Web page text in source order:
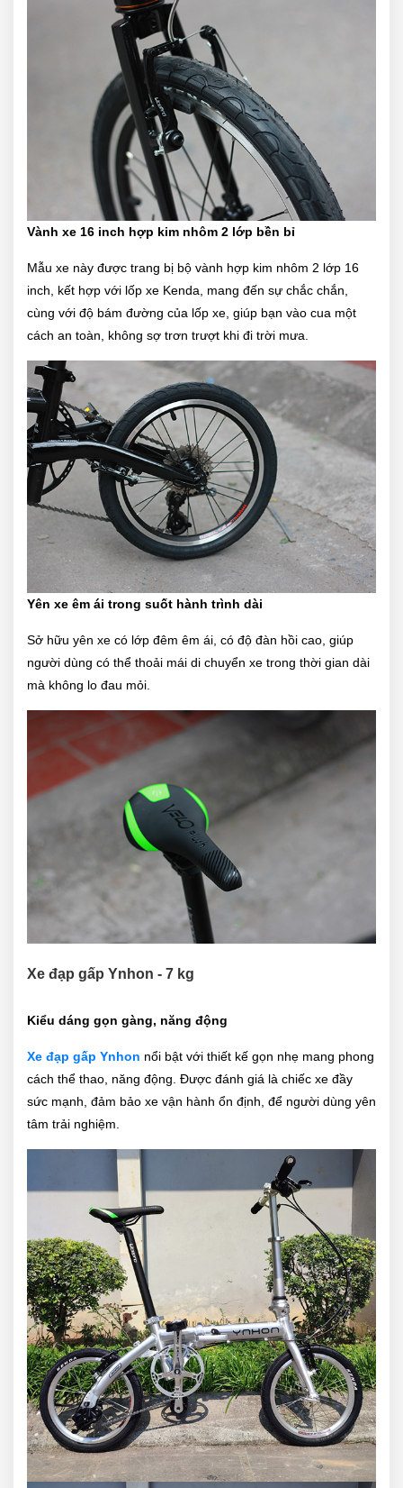
Vành xe 16 inch hợp kim nhôm 2 lớp bền bỉ
Mẫu xe này được trang bị bộ vành hợp kim nhôm 2 lớp 16
inch, kết hợp với lốp xe Kenda, mang đến sự chắc chắn,
cùng với độ bám đường của lốp xe, giúp bạn vào cua một
cách an toàn, không sợ trơn trượt khi đi trời mưa.
Yên xe êm ái trong suốt hành trình dài
Sở hữu yên xe có lớp đêm êm ái, có độ đàn hồi cao, giúp
người dùng có thể thoải mái di chuyển xe trong thời gian dài
mà không lo đau mỏi.
Xe đạp gấp Ynhon - 7 kg
Kiểu dáng gọn gàng, năng động
Xe đạp gấp Ynhon nổi bật với thiết kế gọn nhẹ mang phong
cách thể thao, năng động. Được đánh giá là chiếc xe đầy
sức mạnh, đảm bảo xe vận hành ổn định, để người dùng yên
tâm trải nghiệm.